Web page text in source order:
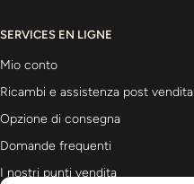
SERVICES EN LIGNE
Mio conto
Ricambi e assistenza post vendita
Opzione di consegna
Domande frequenti
I nostri punti vendita